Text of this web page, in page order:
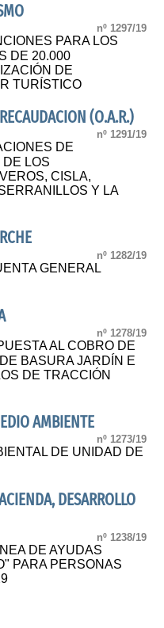
nº 1297/19
PARA LOS
DE 20.000
DE
TURÍSTICO
(O.A.R.)
nº 1291/19
DE
LOS
CISLA,
Y LA
nº 1282/19
GENERAL
nº 1278/19
AL COBRO DE
BASURA JARDÍN E
DE TRACCIÓN
AMBIENTE
nº 1273/19
DE UNIDAD DE
DESARROLLO
nº 1238/19
DE AYUDAS
PARA PERSONAS